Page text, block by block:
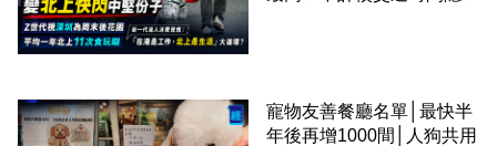
寵物友善餐廳名單│最快半
年後再增1000間│人狗共用